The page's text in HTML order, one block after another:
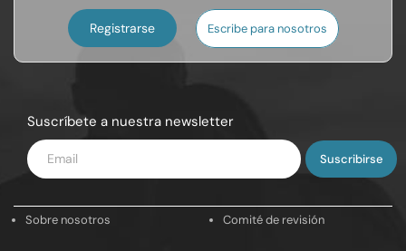
Registrarse Escribe para nosotros
Suscríbete a nuestra newsletter
Introduce
tu
Sobre nosotros Comité de revisión